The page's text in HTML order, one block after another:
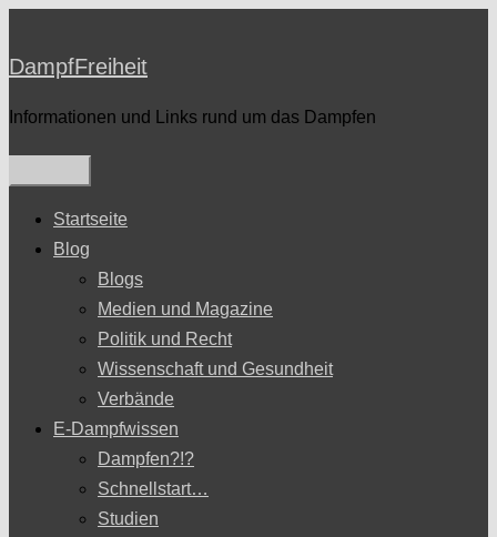
springen
DampfFreiheit
Informationen und Links rund um das Dampfen
Startseite
Blog
Blogs
Medien und Magazine
Politik und Recht
Wissenschaft und Gesundheit
Verbände
E-Dampfwissen
Dampfen?!?
Schnellstart…
Studien